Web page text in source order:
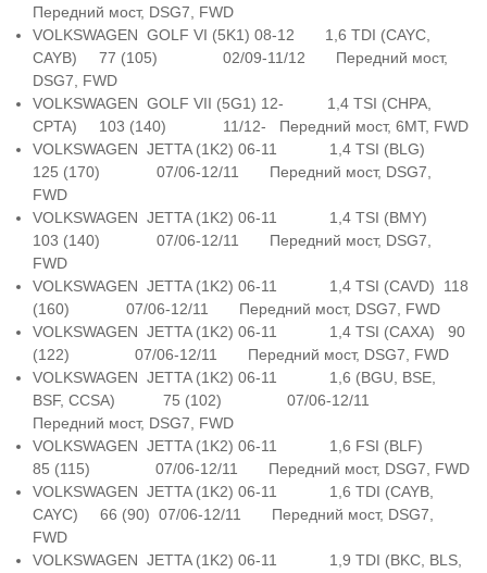
Передний мост, DSG7, FWD
VOLKSWAGEN GOLF VI (5K1) 08-12 1,6 TDI (CAYC,
CAYB) 77 (105) 02/09-11/12 Передний мост,
DSG7, FWD
VOLKSWAGEN GOLF VII (5G1) 12- 1,4 TSI (CHPA,
CPTA) 103 (140) 11/12- Передний мост, 6MT, FWD
VOLKSWAGEN JETTA (1K2) 06-11 1,4 TSI (BLG)
125 (170) 07/06-12/11 Передний мост, DSG7,
FWD
VOLKSWAGEN JETTA (1K2) 06-11 1,4 TSI (BMY)
103 (140) 07/06-12/11 Передний мост, DSG7,
FWD
VOLKSWAGEN JETTA (1K2) 06-11 1,4 TSI (CAVD) 118
(160) 07/06-12/11 Передний мост, DSG7, FWD
VOLKSWAGEN JETTA (1K2) 06-11 1,4 TSI (CAXA) 90
(122) 07/06-12/11 Передний мост, DSG7, FWD
VOLKSWAGEN JETTA (1K2) 06-11 1,6 (BGU, BSE,
BSF, CCSA) 75 (102) 07/06-12/11
Передний мост, DSG7, FWD
VOLKSWAGEN JETTA (1K2) 06-11 1,6 FSI (BLF)
85 (115) 07/06-12/11 Передний мост, DSG7, FWD
VOLKSWAGEN JETTA (1K2) 06-11 1,6 TDI (CAYB,
CAYC) 66 (90) 07/06-12/11 Передний мост, DSG7,
FWD
VOLKSWAGEN JETTA (1K2) 06-11 1,9 TDI (BKC, BLS,